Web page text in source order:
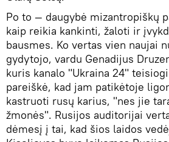
Po to — daugybė mizantropiškų
kaip reikia kankinti, žaloti ir
bausmes. Ko vertas vien naujai
gydytojo, vardu Genadijus
kuris kanalo "Ukraina 24"
pareiškė, kad jam patikėtoje
kastruoti rusų karius, "nes jie
žmonės". Rusijos auditorijai
dėmesį į tai, kad šios laidos